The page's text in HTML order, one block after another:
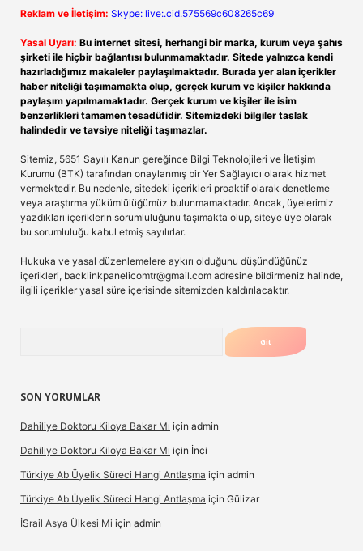
Reklam ve İletişim: Skype: live:.cid.575569c608265c69
Yasal Uyarı: Bu internet sitesi, herhangi bir marka, kurum veya şahıs
şirketi ile hiçbir bağlantısı bulunmamaktadır. Sitede yalnızca kendi
hazırladığımız makaleler paylaşılmaktadır. Burada yer alan içerikler
haber niteliği taşımamakta olup, gerçek kurum ve kişiler hakkında
paylaşım yapılmamaktadır. Gerçek kurum ve kişiler ile isim
benzerlikleri tamamen tesadüfidir. Sitemizdeki bilgiler taslak
halindedir ve tavsiye niteliği taşımazlar.
Sitemiz, 5651 Sayılı Kanun gereğince Bilgi Teknolojileri ve İletişim
Kurumu (BTK) tarafından onaylanmış bir Yer Sağlayıcı olarak hizmet
vermektedir. Bu nedenle, sitedeki içerikleri proaktif olarak denetleme
veya araştırma yükümlülüğümüz bulunmamaktadır. Ancak, üyelerimiz
yazdıkları içeriklerin sorumluluğunu taşımakta olup, siteye üye olarak
bu sorumluluğu kabul etmiş sayılırlar.
Hukuka ve yasal düzenlemelere aykırı olduğunu düşündüğünüz
içerikleri, backlinkpanelicomtr@gmail.com adresine bildirmeniz halinde,
ilgili içerikler yasal süre içerisinde sitemizden kaldırılacaktır.
SON YORUMLAR
Dahiliye Doktoru Kiloya Bakar Mı için admin
Dahiliye Doktoru Kiloya Bakar Mı için İnci
Türkiye Ab Üyelik Süreci Hangi Antlaşma için admin
Türkiye Ab Üyelik Süreci Hangi Antlaşma için Gülizar
İSrail Asya Ülkesi Mi için admin